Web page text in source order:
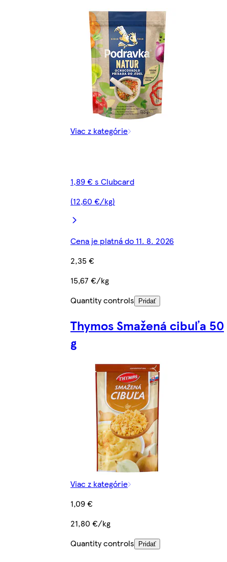
Viac z kategórie
1,89 € s Clubcard
(12,60 €/kg)
Cena je platná do 11. 8. 2026
2,35 €
15,67 €/kg
Quantity controls
Pridať
Thymos Smažená cibuľa 50
g
Viac z kategórie
1,09 €
21,80 €/kg
Quantity controls
Pridať